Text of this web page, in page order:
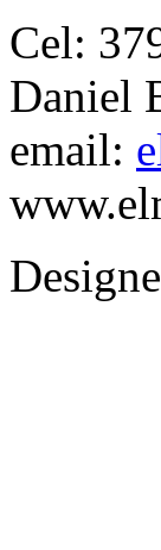
Cel:
Daniel
email: